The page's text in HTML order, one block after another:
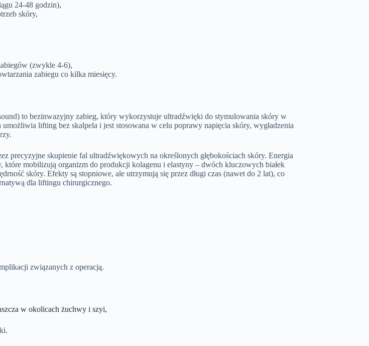
24-48 godzin),
skóry,
(zwykle 4-6),
zabiegu co kilka miesięcy.
to bezinwazyjny zabieg, który wykorzystuje ultradźwięki do stymulowania skóry w
umożliwia lifting bez skalpela i jest stosowana w celu poprawy napięcia skóry, wygładzenia
precyzyjne skupienie fal ultradźwiękowych na określonych głębokościach skóry. Energia
mobilizują organizm do produkcji kolagenu i elastyny – dwóch kluczowych białek
skóry. Efekty są stopniowe, ale utrzymują się przez długi czas (nawet do 2 lat), co
dla liftingu chirurgicznego.
związanych z operacją.
w okolicach żuchwy i szyi,